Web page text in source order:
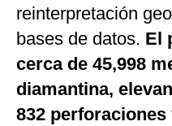
reinterpretación
bases de datos. El
cerca de 45,998
diamantina,
832 perforaciones